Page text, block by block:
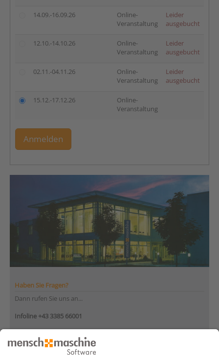
14.09.-16.09.26
Online-
Veranstaltung
Leider
ausgebucht
12.10.-14.10.26
Online-
Veranstaltung
Leider
ausgebucht
02.11.-04.11.26
Online-
Veranstaltung
Leider
ausgebucht
15.12.-17.12.26
Online-
Veranstaltung
Anmelden
Haben Sie Fragen?
Dann rufen Sie uns an...
Infoline +43 3385 66001
von 08:30 bis 12:00 Uhr
und 12:30 bis 17:00 Uhr